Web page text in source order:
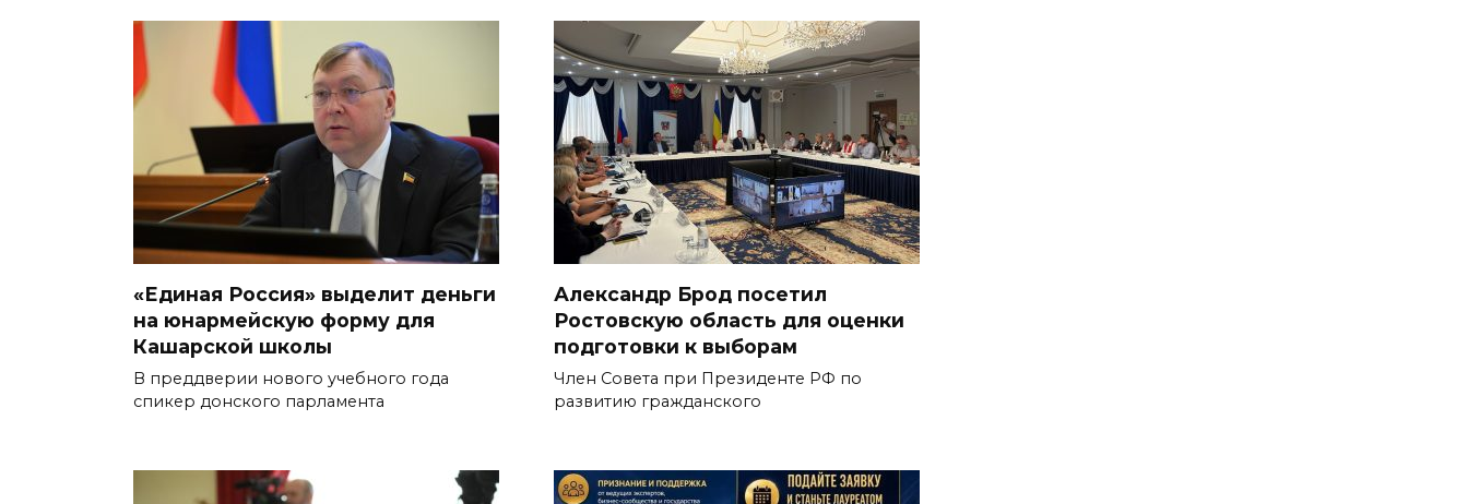
«Единая Россия» выделит деньги
на юнармейскую форму для
Кашарской школы
В преддверии нового учебного года
спикер донского парламента
Александр Брод посетил
Ростовскую область для оценки
подготовки к выборам
Член Совета при Президенте РФ по
развитию гражданского